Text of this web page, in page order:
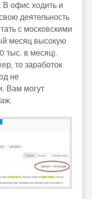
В офис ходить и
деятельность
с московскими
месяц высокую
тыс. в месяц).
то заработок
не
Вам могут